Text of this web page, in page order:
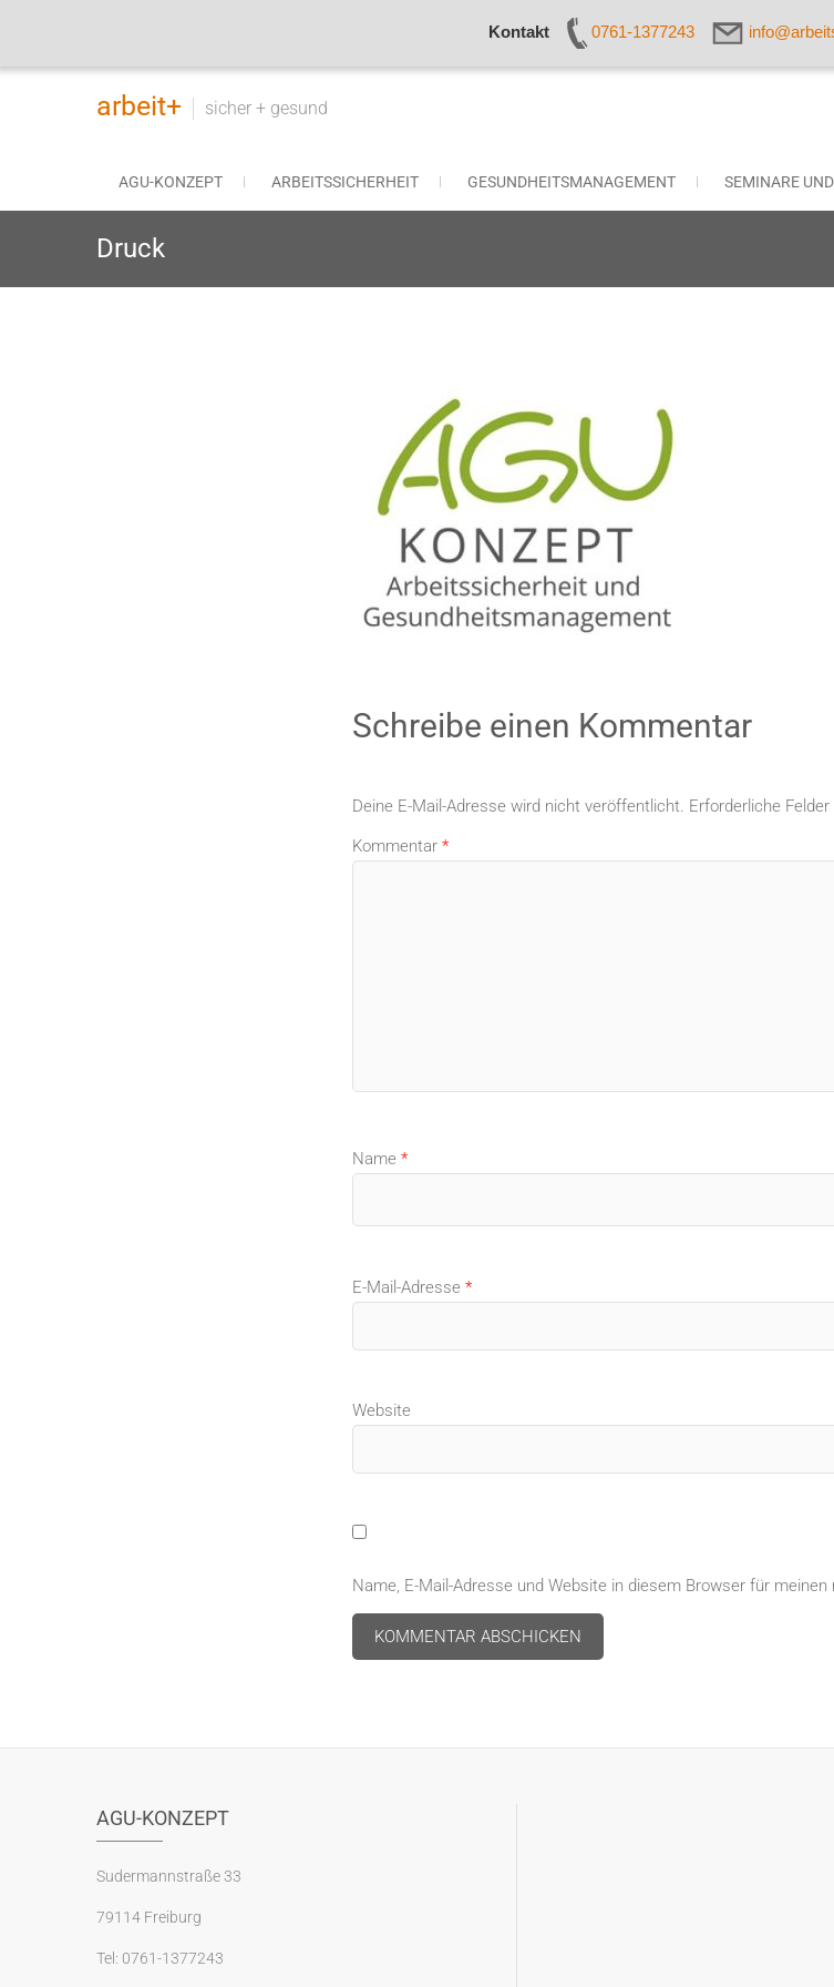
Kontakt 0761-1377243
Skip
arbeit+ sicher + gesund
AGU-KONZEPT ARBEITSSICHERHEIT GESUNDHEITSMANAGEMENT SEMINARE
Druck
Schreibe einen Kommentar
Deine E-Mail-Adresse wird nicht veröffentlicht. Erforderliche
Kommentar *
Name *
E-Mail-Adresse *
Website
Name, E-Mail-Adresse und Website in diesem Browser für
AGU-KONZEPT
Sudermannstraße 33
79114 Freiburg
Tel: 0761-1377243